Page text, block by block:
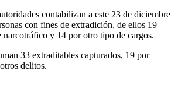
contabilizan a este 23 de diciembre
con fines de extradición, de ellos 19
narcotráfico y 14 por otro tipo de cargos.
33 extraditables capturados, 19 por
delitos.